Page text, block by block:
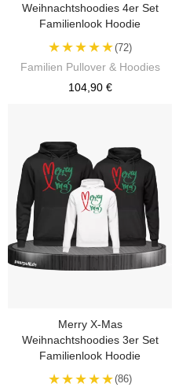
Weihnachtshoodies 4er Set
Familienlook Hoodie
★★★★★(72)
Familien Pullover & Hoodies
104,90 €
Merry X-Mas
Weihnachtshoodies 3er Set
Familienlook Hoodie
★★★★★(86)